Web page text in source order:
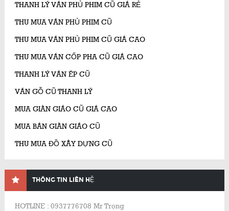
THANH LÝ VÁN PHỦ PHIM CŨ GIÁ RẺ
THU MUA VÁN PHỦ PHIM CŨ
THU MUA VÁN PHỦ PHIM CŨ GIÁ CAO
THU MUA VÁN CỐP PHA CŨ GIÁ CAO
THANH LÝ VÁN ÉP CŨ
VÁN GỖ CŨ THANH LÝ
MUA GIÀN GIÁO CŨ GIÁ CAO
MUA BÁN GIÀN GIÁO CŨ
THU MUA ĐỒ XÂY DỰNG CŨ
THÔNG TIN LIÊN HỆ
HOTLINE : 0937776708 Mr Trọng